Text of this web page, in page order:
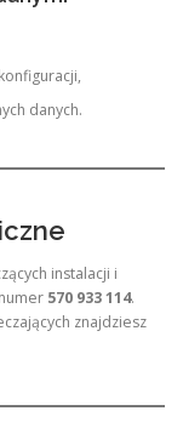
danych.
instalacji i
570 933 114.
znajdziesz